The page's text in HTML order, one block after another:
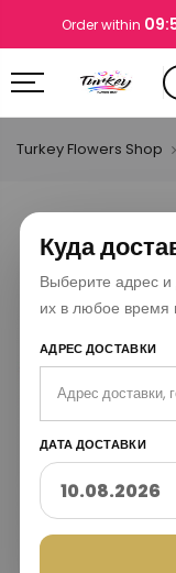
Order within
Куда
Выберите адрес и
их в любое время
АДРЕС ДОСТАВКИ
ДАТА ДОСТАВКИ
Turkey Flowers Shop